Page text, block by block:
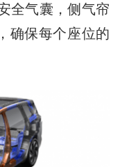
全气囊，侧气帘
确保每个座位的